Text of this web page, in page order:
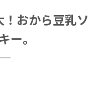
！おから豆乳ソ
ー。